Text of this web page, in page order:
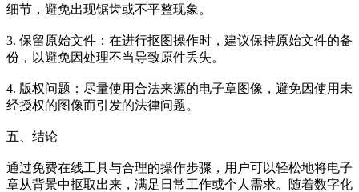
细节，避免出现锯齿或不平整现象。
3. 保留原始文件：在进行抠图操作时，建议保持原始文件的备
份，以避免因处理不当导致原件丢失。
4. 版权问题：尽量使用合法来源的电子章图像，避免因使用未
经授权的图像而引发的法律问题。
五、结论
通过免费在线工具与合理的操作步骤，用户可以轻松地将电子
章从背景中抠取出来，满足日常工作或个人需求。随着数字化